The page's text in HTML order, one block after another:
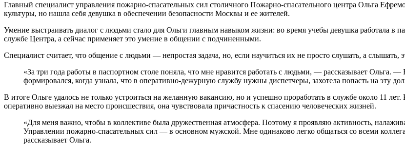
Главный специалист управления пожарно-спасательных сил столичного Пожарно-спасательного центра Ольга
культуры, но нашла себя девушка в обеспечении безопасности Москвы и ее жителей.
Умение выстраивать диалог с людьми стало для Ольги главным навыком жизни: во время учебы девушка работала в
службе Центра, а сейчас применяет это умение в общении с подчиненными.
Специалист считает, что общение с людьми — непростая задача, но, если научиться их не просто слушать, а слышать,
«За три года работы в паспортном столе поняла, что мне нравится работать с людьми, — рассказывает Ольга.
формировался, когда узнала, что в оперативно-дежурную службу нужны диспетчеры, захотела попасть на эту
В итоге Ольге удалось не только устроиться на желанную вакансию, но и успешно проработать в службе около 11 лет.
оперативно выезжал на место происшествия, она чувствовала причастность к спасению человеческих жизней.
«Для меня важно, чтобы в коллективе была дружественная атмосфера. Поэтому я проявляю активность,
Управлении пожарно-спасательных сил — в основном мужской. Мне одинаково легко общаться со всеми
рассказывает Ольга.